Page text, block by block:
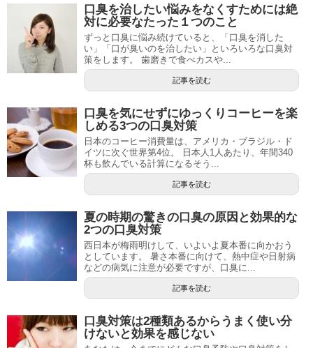
口臭を治したい悩みをなくすためには絶
対に必要なたった１つのこと
ずっと口臭に悩み続けていると、「口臭を消した
い」「口が臭いのを治したい」といろいろな口臭対
策をします。 歯磨きで食べカスや...
記事を読む
口臭を気にせずにゆっくりコーヒーを楽
しめる3つの口臭対策
日本のコーヒー消費量は、アメリカ・ブラジル・ド
イツに次ぐ世界第4位。 日本人1人あたり、年間340
杯も飲んでいる計算になるそう...
記事を読む
夏の時期の驚きの口臭の原因と効果的な
2つの口臭対策
西日本が梅雨明けして、いよいよ夏本番に向かおう
としています。 暑さ本番に向けて、熱中症や日射病
などの病気に注意が必要ですが、口臭に...
記事を読む
口臭対策は2種類あるからうまく使い分
けないと効果を感じない